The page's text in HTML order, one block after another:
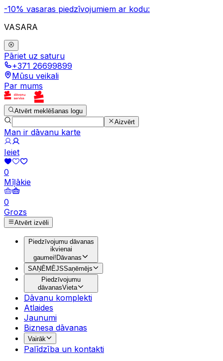
-10% vasaras piedzīvojumiem ar kodu:
VASARA
Pāriet uz saturu
+371 26699899
Mūsu veikali
Par mums
Atvērt meklēšanas logu
Aizvērt
Man ir dāvanu karte
Ieiet
0
Mīļākie
0
Grozs
Atvērt izvēli
Piedzīvojumu dāvanas
ikvienai
gaumei!Dāvanas
SAŅĒMĒJSSaņēmējs
Piedzīvojumu
dāvanasVieta
Dāvanu komplekti
Atlaides
Jaunumi
Biznesa dāvanas
Vairāk
Palīdzība un kontakti